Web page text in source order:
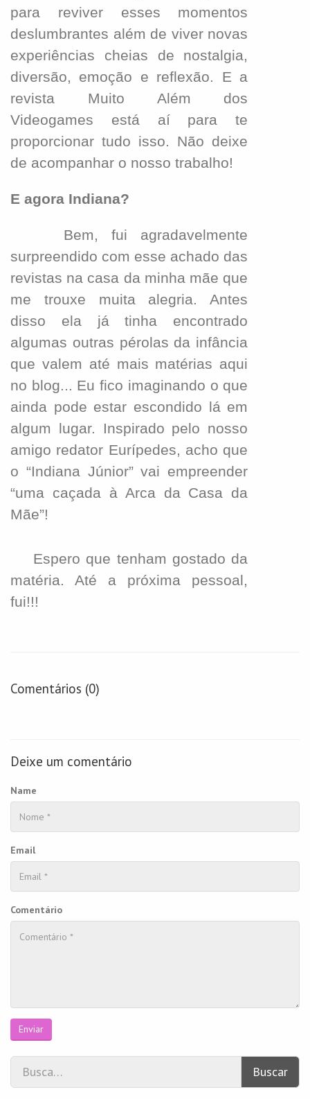
para reviver esses momentos
deslumbrantes além de viver novas
experiências cheias de nostalgia,
diversão, emoção e reflexão. E a
revista Muito Além dos
Videogames está aí para te
proporcionar tudo isso. Não deixe
de acompanhar o nosso trabalho!
E agora Indiana?
Bem, fui agradavelmente
surpreendido com esse achado das
revistas na casa da minha mãe que
me trouxe muita alegria. Antes
disso ela já tinha encontrado
algumas outras pérolas da infância
que valem até mais matérias aqui
no blog... Eu fico imaginando o que
ainda pode estar escondido lá em
algum lugar. Inspirado pelo nosso
amigo redator Eurípedes, acho que
o “Indiana Júnior” vai empreender
“uma caçada à Arca da Casa da
Mãe”!
Espero que tenham gostado da
matéria. Até a próxima pessoal,
fui!!!
Comentários (0)
Deixe um comentário
Name
Email
Comentário
Enviar
Buscar